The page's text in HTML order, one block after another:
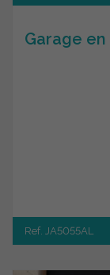
Garage
Ref. JA5055AL